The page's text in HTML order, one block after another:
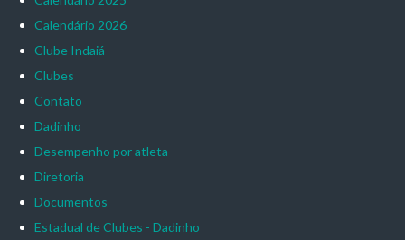
Calendário 2026
Clube Indaiá
Clubes
Contato
Dadinho
Desempenho por atleta
Diretoria
Documentos
Estadual de Clubes - Dadinho